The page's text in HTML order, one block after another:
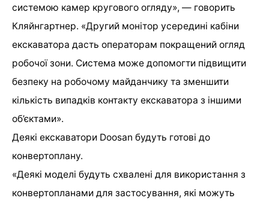
системою камер кругового огляду», — говорить
Кляйнгартнер. «Другий монітор усередині кабіни
екскаватора дасть операторам покращений огляд
робочої зони. Система може допомогти підвищити
безпеку на робочому майданчику та зменшити
кількість випадків контакту екскаватора з іншими
об’єктами».
Деякі екскаватори Doosan будуть готові до
конвертоплану.
«Деякі моделі будуть схвалені для використання з
конвертопланами для застосування, які можуть